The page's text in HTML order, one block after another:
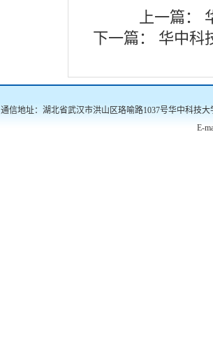
上一篇：
下一篇： 华中科
通信地址：湖北省武汉市洪山区珞喻路1037号华中科技大
E-